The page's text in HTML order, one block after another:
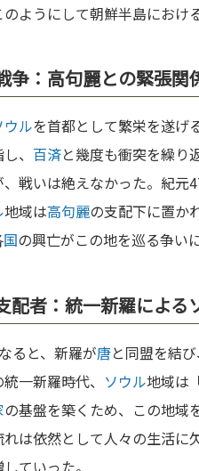
のようにして朝鮮半島におけ
争：高句麗との緊張関
ウルを首都として繁栄を遂げ
、 百済と幾度も衝突を繰り
戦いは絶えなかった。紀元
地域は高句麗の支配下に置か
国の興亡がこの地を巡る争い
配者：統一新羅による
ると、新羅が唐と同盟を結
一新羅時代、 ソウル地域は
の基盤を築くため、この地域
は依然として人々の生活に
ていった。